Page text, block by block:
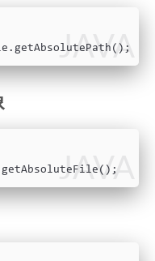
JAVA
JAVA